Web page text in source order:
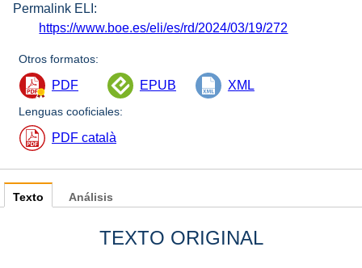
Permalink ELI:
https://www.boe.es/eli/es/rd/2024/03/19/272
Otros formatos:
PDF EPUB XML
Lenguas cooficiales:
PDF català
Texto
TEXTO ORIGINAL
Análisis